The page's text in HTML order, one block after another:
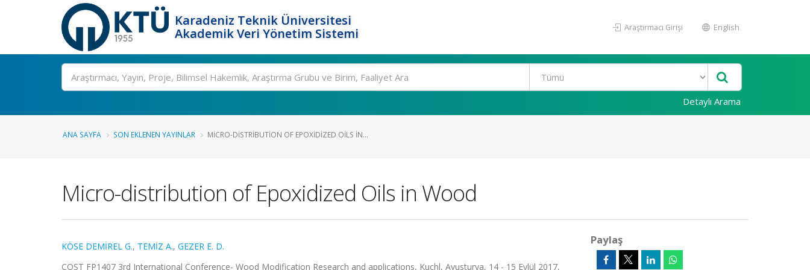
Karadeniz Teknik Üniversitesi
Akademik Veri Yönetim Sistemi
Araştırmacı Girişi English
Ara
Detaylı Arama
ANA SAYFA SON EKLENEN YAYINLAR MICRO-DISTRIBUTION OF EPOXIDIZED OILS IN...
Micro-distribution of Epoxidized Oils in Wood
KÖSE DEMİREL G., TEMİZ A., GEZER E. D.
COST FP1407 3rd International Conference- Wood Modification Research and applications, Kuchl, Avusturya, 14 - 15 Eylül 2017,
Paylaş